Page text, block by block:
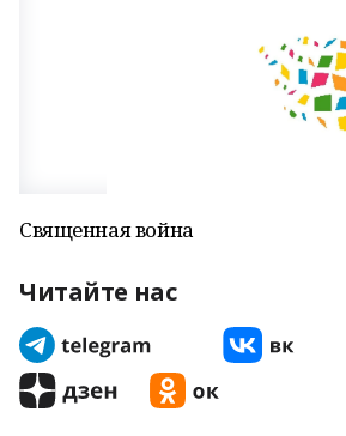
Священная война
Читайте нас